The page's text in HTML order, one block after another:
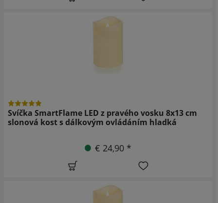
Svíčka SmartFlame LED z pravého vosku 8x13 cm
slonová kost s dálkovým ovládáním hladká
€ 24,90 *